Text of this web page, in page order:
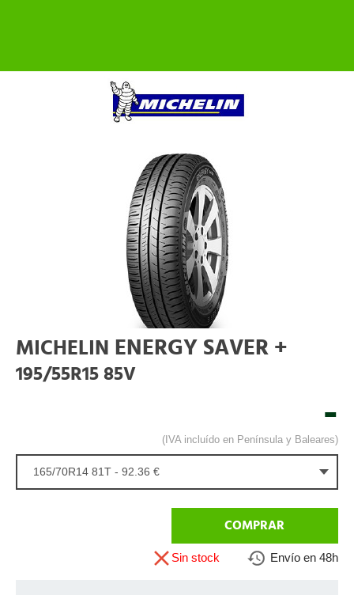
MICHELIN ENERGY SAVER +
195/55R15 85V
-
(IVA incluído en Península y Baleares)
165/70R14 81T - 92.36 €
COMPRAR
Sin stock Envío en 48h